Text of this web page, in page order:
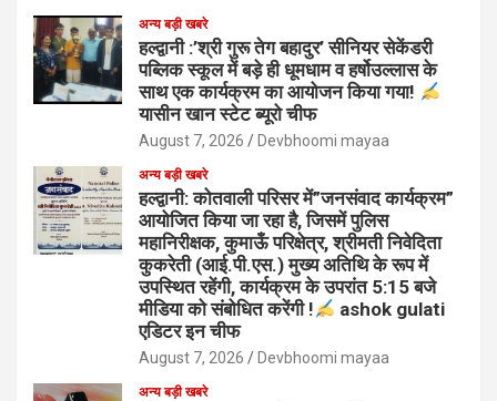
अन्य बड़ी खबरे
हल्द्वानी :’श्री गुरू तेग बहादुर’ सीनियर सेकेंडरी
पब्लिक स्कूल में बड़े ही धूमधाम व हर्षोउल्लास के
साथ एक कार्यक्रम का आयोजन किया गया!
यासीन खान स्टेट ब्यूरो चीफ
August 7, 2026 Devbhoomi mayaa
अन्य बड़ी खबरे
हल्द्वानी: कोतवाली परिसर में”जनसंवाद कार्यक्रम”
आयोजित किया जा रहा है, जिसमें पुलिस
महानिरीक्षक, कुमाऊँ परिक्षेत्र, श्रीमती निवेदिता
कुकरेती (आई.पी.एस.) मुख्य अतिथि के रूप में
उपस्थित रहेंगी, कार्यक्रम के उपरांत 5:15 बजे
मीडिया को संबोधित करेंगी !
ashok gulati
एडिटर इन चीफ
August 7, 2026 Devbhoomi mayaa
अन्य बड़ी खबरे